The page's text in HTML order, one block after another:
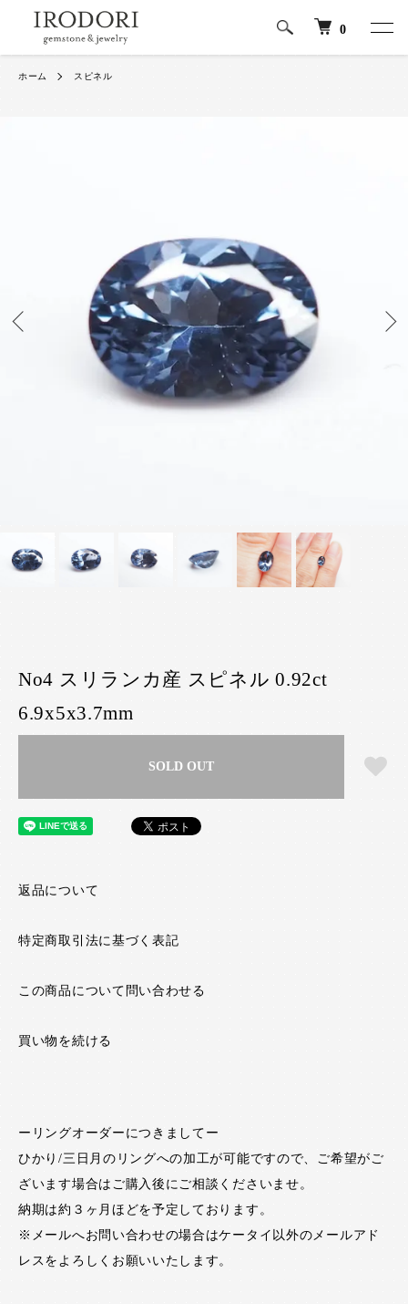
0
ホーム スピネル
No4 スリランカ産 スピネル 0.92ct
6.9x5x3.7mm
SOLD OUT
返品について
特定商取引法に基づく表記
この商品について問い合わせる
買い物を続ける
ーリングオーダーにつきましてー
ひかり/三日月のリングへの加工が可能ですので、ご希望がご
ざいます場合はご購入後にご相談くださいませ。
納期は約３ヶ月ほどを予定しております。
※メールへお問い合わせの場合はケータイ以外のメールアド
レスをよろしくお願いいたします。